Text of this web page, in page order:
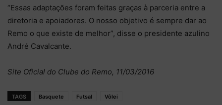
“Essas adaptações foram feitas graças à parceria entre a
diretoria e apoiadores. O nosso objetivo é sempre dar ao
Remo o que existe de melhor”, disse o presidente azulino
André Cavalcante.
Site Oficial do Clube do Remo, 11/03/2016
TAGS Basquete Futsal Vôlei